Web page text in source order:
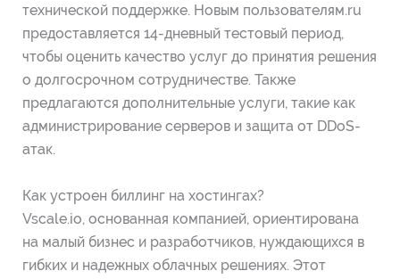
технической поддержке. Новым пользователям.ru
предоставляется 14-дневный тестовый период,
чтобы оценить качество услуг до принятия решения
о долгосрочном сотрудничестве. Также
предлагаются дополнительные услуги, такие как
администрирование серверов и защита от DDoS-
атак.
Как устроен биллинг на хостингах?
Vscale.io, основанная компанией, ориентирована
на малый бизнес и разработчиков, нуждающихся в
гибких и надежных облачных решениях. Этот